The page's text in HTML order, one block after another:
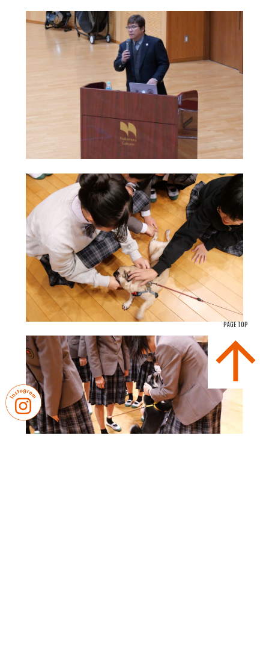
PAGE TOP